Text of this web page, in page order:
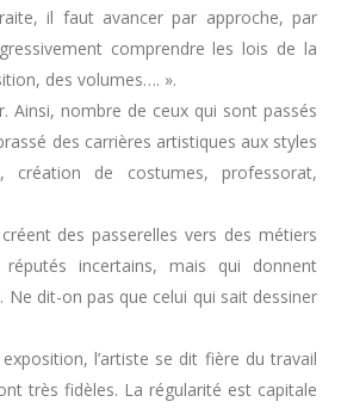
il faut avancer par approche, par
comprendre les lois de la
des volumes…. ».
Ainsi, nombre de ceux qui sont passés
des carrières artistiques aux styles
création de costumes, professorat,
des passerelles vers des métiers
réputés incertains, mais qui donnent
Ne dit-on pas que celui qui sait dessiner
l’artiste se dit fière du travail
très fidèles. La régularité est capitale